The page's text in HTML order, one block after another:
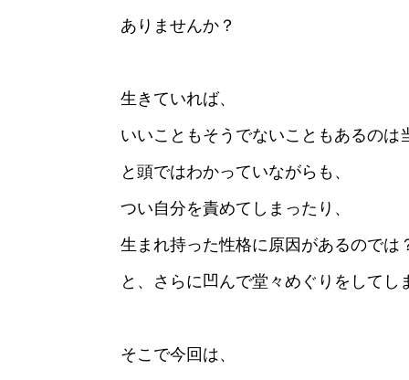
ありませんか？
生きていれば、
いいこともそうでないこともあるのは
と頭ではわかっていながらも、
つい自分を責めてしまったり、
生まれ持った性格に原因があるのでは
と、さらに凹んで堂々めぐりをしてし
そこで今回は、